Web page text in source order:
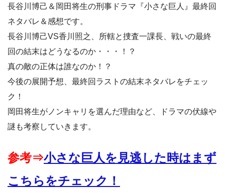
長谷川博己＆岡田将生の刑事ドラマ『小さな巨人』最終回
ネタバレ＆感想です。
長谷川博己VS香川照之、所轄と捜査一課長、戦いの最終
回の結末はどうなるのか・・・！？
真の敵の正体は誰なのか！？
今後の展開予想、最終回ラストの結末ネタバレをチェッ
ク！
岡田将生がノンキャリを選んだ理由など、ドラマの伏線や
謎も考察していきます。
参考⇒小さな巨人を見逃した時はまず
こちらをチェック！